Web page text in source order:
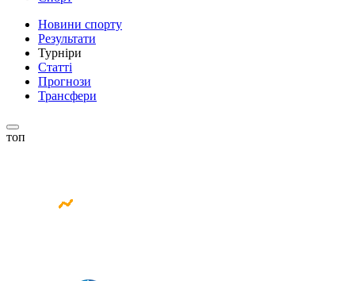
Новини спорту
Результати
Турніри
Статті
Прогнози
Трансфери
топ